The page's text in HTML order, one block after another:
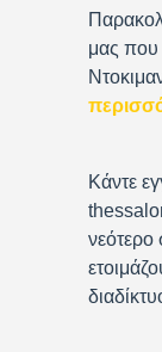
r
μας που
Κάντε
νεότερο